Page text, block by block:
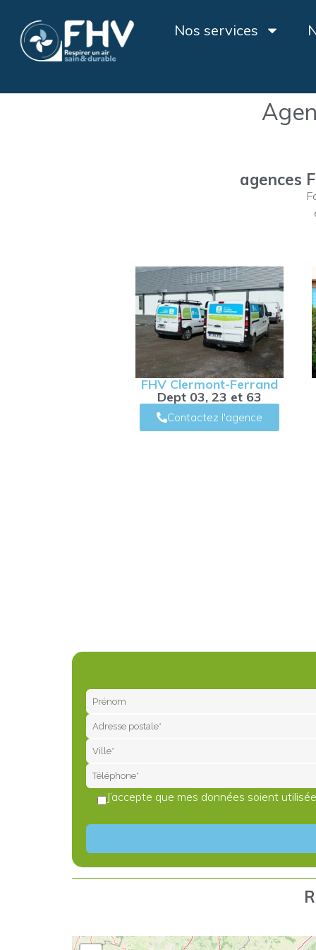
Nos services
agences
FHV Clermont-Ferrand
Dept 03, 23 et 63
Contactez l'agence
J’accepte que mes données soient